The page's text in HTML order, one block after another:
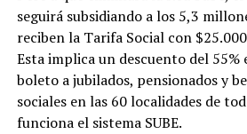
seguirá subsidiando a los 5,3
reciben la Tarifa Social con
Esta implica un descuento del 55%
boleto a jubilados, pensionados y
sociales en las 60 localidades de
funciona el sistema SUBE.